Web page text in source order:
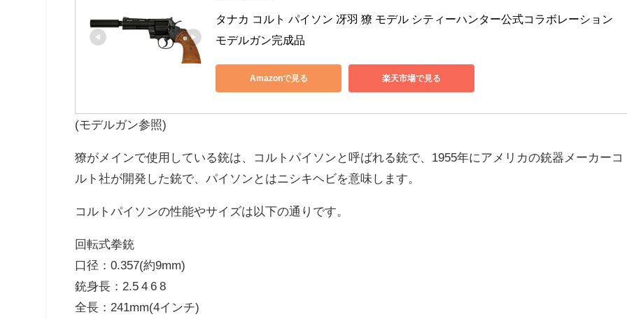
タナカ コルト パイソン 冴羽 獠 モデル シティーハンター公式コラボレーション
モデルガン完成品
Amazonで見る 楽天市場で見る
(モデルガン参照)
獠がメインで使用している銃は、コルトパイソンと呼ばれる銃で、1955年にアメリカの銃器メーカーコ
ルト社が開発した銃で、パイソンとはニシキヘビを意味します。
コルトパイソンの性能やサイズは以下の通りです。
回転式拳銃
口径：0.357(約9mm)
銃身長：2.5 4 6 8
全長：241mm(4インチ)